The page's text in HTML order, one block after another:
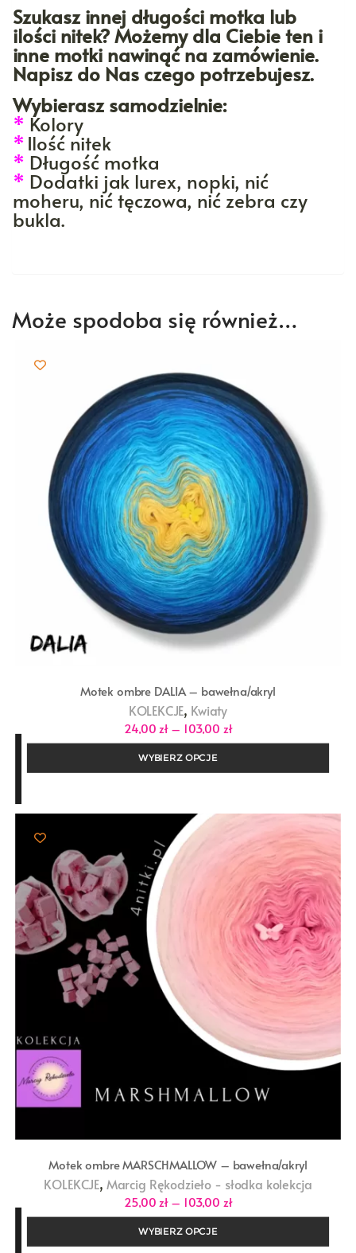
Szukasz innej długości motka lub
ilości nitek? Możemy dla Ciebie ten i
inne motki nawinąć na zamówienie.
Napisz do Nas czego potrzebujesz.
Wybierasz samodzielnie:
* Kolory
* Ilość nitek
* Długość motka
* Dodatki jak lurex, nopki, nić
moheru, nić tęczowa, nić zebra czy
bukla.
Może spodoba się również…
Motek ombre DALIA – bawełna/akryl
KOLEKCJE, Kwiaty
24,00zł – 103,00 złZakres
cen:
do
WYBIERZ OPCJE
Motek ombre MARSCHMALLOW – bawełna/akryl
KOLEKCJE, Marcig Rękodzieło - słodka kolekcja
25,00zł – 103,00 złZakres
cen:
do
WYBIERZ OPCJE